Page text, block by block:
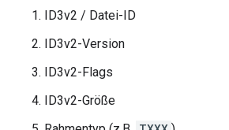
ID3v2 / Datei-ID
ID3v2-Version
ID3v2-Flags
ID3v2-Größe